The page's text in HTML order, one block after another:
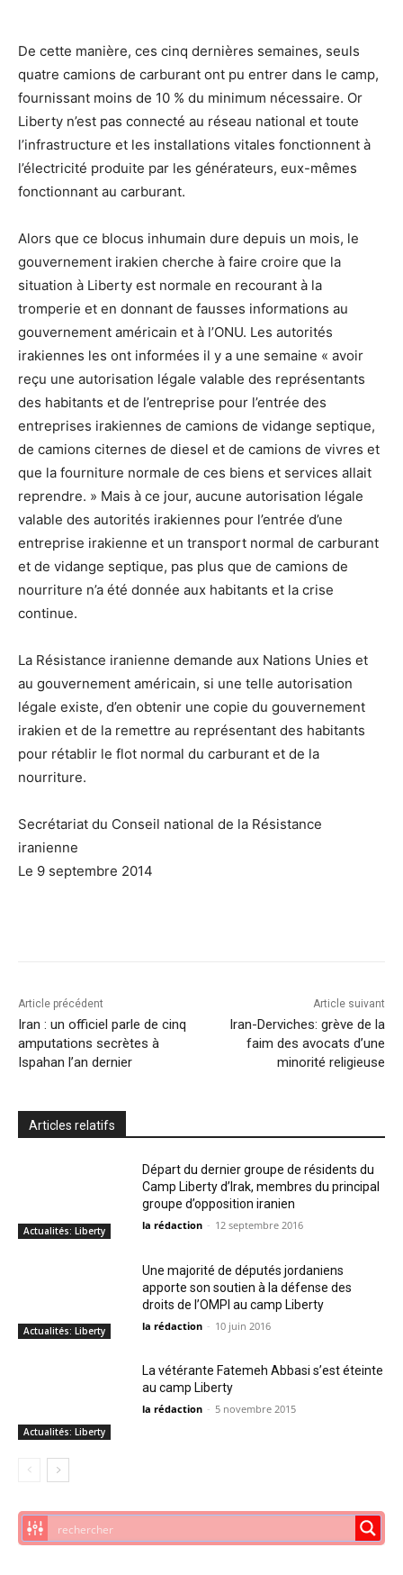
De cette manière, ces cinq dernières semaines, seuls
quatre camions de carburant ont pu entrer dans le camp,
fournissant moins de 10 % du minimum nécessaire. Or
Liberty n’est pas connecté au réseau national et toute
l’infrastructure et les installations vitales fonctionnent à
l’électricité produite par les générateurs, eux-mêmes
fonctionnant au carburant.
Alors que ce blocus inhumain dure depuis un mois, le
gouvernement irakien cherche à faire croire que la
situation à Liberty est normale en recourant à la
tromperie et en donnant de fausses informations au
gouvernement américain et à l’ONU. Les autorités
irakiennes les ont informées il y a une semaine « avoir
reçu une autorisation légale valable des représentants
des habitants et de l’entreprise pour l’entrée des
entreprises irakiennes de camions de vidange septique,
de camions citernes de diesel et de camions de vivres et
que la fourniture normale de ces biens et services allait
reprendre. » Mais à ce jour, aucune autorisation légale
valable des autorités irakiennes pour l’entrée d’une
entreprise irakienne et un transport normal de carburant
et de vidange septique, pas plus que de camions de
nourriture n’a été donnée aux habitants et la crise
continue.
La Résistance iranienne demande aux Nations Unies et
au gouvernement américain, si une telle autorisation
légale existe, d’en obtenir une copie du gouvernement
irakien et de la remettre au représentant des habitants
pour rétablir le flot normal du carburant et de la
nourriture.
Secrétariat du Conseil national de la Résistance
iranienne
Le 9 septembre 2014
Article précédent
Iran : un officiel parle de cinq
amputations secrètes à
Ispahan l’an dernier
Article suivant
Iran-Derviches: grève de la
faim des avocats d’une
minorité religieuse
Articles relatifs
Actualités: Liberty
Départ du dernier groupe de résidents du
Camp Liberty d’Irak, membres du principal
groupe d’opposition iranien
la rédaction - 12 septembre 2016
Actualités: Liberty
Une majorité de députés jordaniens
apporte son soutien à la défense des
droits de l’OMPI au camp Liberty
la rédaction - 10 juin 2016
Actualités: Liberty
La vétérante Fatemeh Abbasi s’est éteinte
au camp Liberty
la rédaction - 5 novembre 2015